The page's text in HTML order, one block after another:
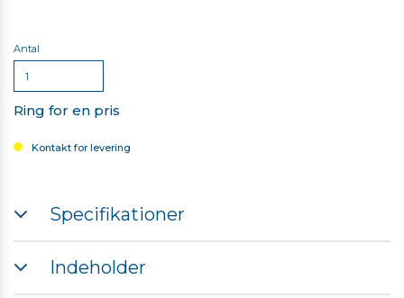
Antal
Ring for en pris
Kontakt for levering
Specifikationer
coreIntel HD Graphics 620
Hukommelse: 8 GB RAM
Indeholder